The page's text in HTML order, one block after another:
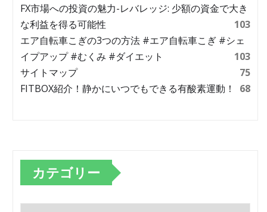
FX市場への投資の魅力-レバレッジ: 少額の資金で大き
な利益を得る可能性
103
エア自転車こぎの3つの方法 #エア自転車こぎ #シェ
イプアップ #むくみ #ダイエット
103
サイトマップ
75
FITBOX紹介！静かにいつでもできる有酸素運動！
68
カテゴリー